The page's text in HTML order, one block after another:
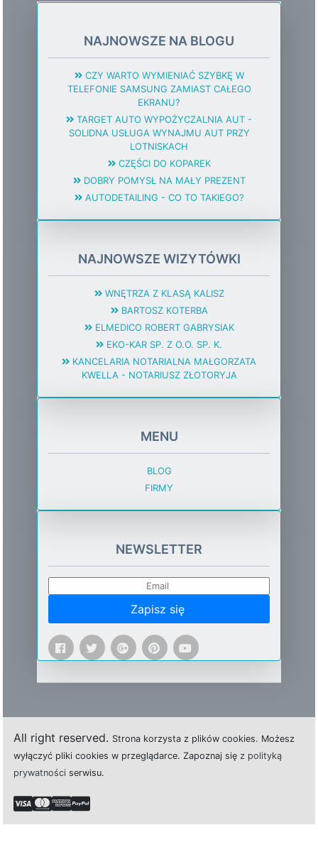
NAJNOWSZE NA BLOGU
CZY WARTO WYMIENIAĆ SZYBKĘ W
TELEFONIE SAMSUNG ZAMIAST CAŁEGO
EKRANU?
TARGET AUTO WYPOŻYCZALNIA AUT -
SOLIDNA USŁUGA WYNAJMU AUT PRZY
LOTNISKACH
CZĘŚCI DO KOPAREK
DOBRY POMYSŁ NA MAŁY PREZENT
AUTODETAILING - CO TO TAKIEGO?
NAJNOWSZE WIZYTÓWKI
WNĘTRZA Z KLASĄ KALISZ
BARTOSZ KOTERBA
ELMEDICO ROBERT GABRYSIAK
EKO-KAR SP. Z O.O. SP. K.
KANCELARIA NOTARIALNA MAŁGORZATA
KWELLA - NOTARIUSZ ZŁOTORYJA
MENU
BLOG
FIRMY
NEWSLETTER
Zapisz się
All right reserved. Strona korzysta z plików cookies. Możesz
wyłączyć pliki cookies w przeglądarce. Zapoznaj się z polityką
prywatności serwisu.